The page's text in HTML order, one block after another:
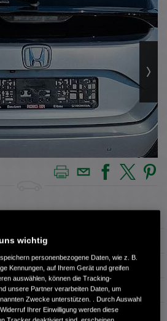
62.900 km
Benzin
Automatik
4
wichtig
personenbezogene Daten, wie z. B.
Kennungen, auf Ihrem Gerät und greifen
auswählen, können die Tracking-
unsere Partner verarbeiten Daten, um
Zwecke unterstützen. . Durch Auswahl
Ihrer Einwilligung werden diese